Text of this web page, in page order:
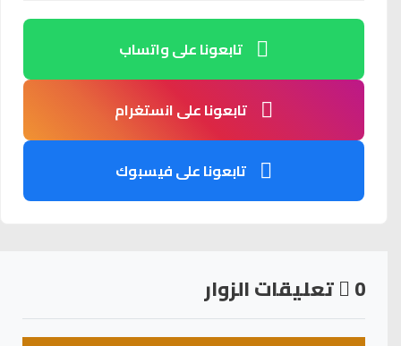
تابعونا على واتساب
تابعونا على انستغرام
تابعونا على فيسبوك
0 تعليقات الزوار